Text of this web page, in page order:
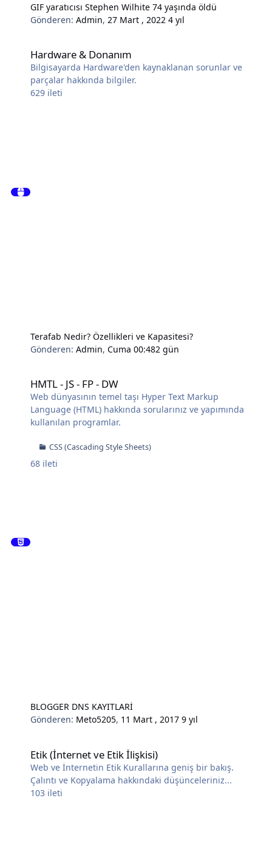
GIF yaratıcısı Stephen Wilhite 74 yaşında öldü
Gönderen:Admin, 27 Mart , 20224 yıl
Hardware & Donanım
Bilgisayarda Hardware'den kaynaklanan sorunlar ve
parçalar hakkında bilgiler.
629 ileti
Terafab Nedir? Özellikleri ve Kapasitesi?
Gönderen:Admin,Cuma 00:482 gün
HMTL - JS - FP - DW
Web dünyasının temel taşı Hyper Text Markup
Language (HTML) hakkında sorularınız ve yapımında
kullanılan programlar.
CSS (Cascading Style Sheets)
68 ileti
BLOGGER DNS KAYITLARİ
Gönderen: Meto5205, 11 Mart , 20179 yıl
Etik (İnternet ve Etik İlişkisi)
Web ve İnternetin Etik Kurallarına geniş bir bakış.
Çalıntı ve Kopyalama hakkındaki düşünceleriniz...
103 ileti